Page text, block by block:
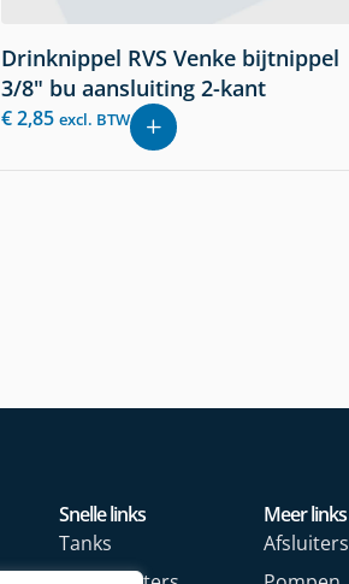
Drinknippel RVS Venke bijtnippel
3/8" bu aansluiting 2-kant
€2,85 excl. BTW
Snelle links
Tanks
Meer links
Afsluiters